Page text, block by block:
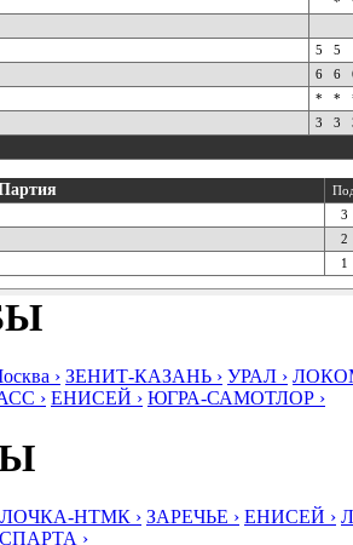
5 5
6 6
* *
3 3
3
2
1
› ЗЕНИТ-КАЗАНЬ › УРАЛ ›
› ЕНИСЕЙ › ЮГРА-САМОТЛОР ›
НТМК › ЗАРЕЧЬЕ › ЕНИСЕЙ ›
СПАРТА ›